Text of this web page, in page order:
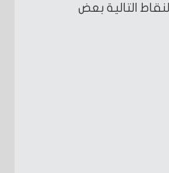
التالية بعض